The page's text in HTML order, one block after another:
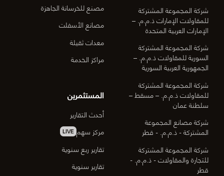
شركة المجموعة المشتركة
للمقاولات الإمارات ذ.م.م. –
الإمارات العربية المتحدة
شركة المجموعة المشتركة
السورية للمقاولات ذ.م.م. –
الجمهورية العربية السورية
شركة المجموعة المشتركة
للمقاولات ذ.م.م. – مسقط –
سلطنة عمان
شركة مصانع المجموعة
المشتركة - ذ.م.م. - قطر
شركة المجموعة المشتركة
للتجارة والمقاولات - ذ.م.م. -
قطر
مصنع للخرسانة الجاهزة
مصانع الأسفلت
معدات ثقيلة
مراكز الخدمة
المستثمرين
أحدث التقارير
مركز سهم LIVE
تقارير ربع سنوية
تقارير سنوية